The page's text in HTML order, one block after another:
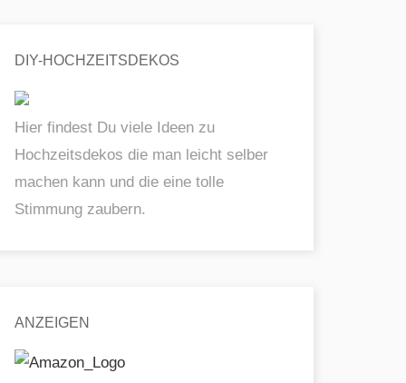
DIY-HOCHZEITSDEKOS
Hier findest Du viele Ideen zu
Hochzeitsdekos die man leicht selber
machen kann und die eine tolle
Stimmung zaubern.
ANZEIGEN